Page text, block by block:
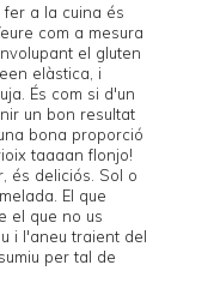
a la cuina és
com a mesura
el gluten
elàstica, i
És com si d'un
un bon resultat
bona proporció
taaaan flonjo!
és deliciós. Sol o
El que
el que no us
i l'aneu traient del
per tal de